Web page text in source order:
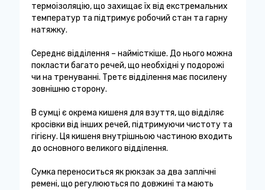
термоізоляцію, що захищає їх від екстремальних
температур та підтримує робочий стан та гарну
натяжку.
Середнє відділення – наймісткіше. До нього можна
покласти багато речей, що необхідні у подорожі
чи на тренуванні. Третє відділення має посилену
зовнішню сторону.
В сумці є окрема кишеня для взуття, що відділяє
кросівки від інших речей, підтримуючи чистоту та
гігієну. Ця кишеня внутрішньою частиною входить
до основного великого відділення.
Сумка переноситься як рюкзак за два заплічні
ремені, що регулюються по довжині та мають